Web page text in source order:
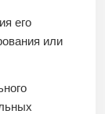
его
или